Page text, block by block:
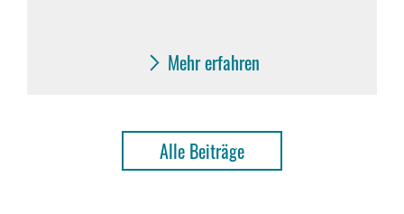
Mehr erfahren
Alle Beiträge